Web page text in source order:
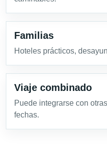
Familias
Hoteles prácticos,
Viaje combinado
Puede integrarse con
fechas.